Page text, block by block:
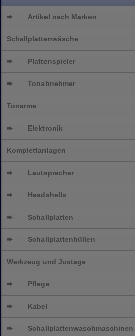
➨ Artikel nach Marken
Schallplattenwäsche
➨ Plattenspieler
➨ Tonabnehmer
Tonarme
➨ Elektronik
Komplettanlagen
➨ Lautsprecher
➨ Headshells
➨ Schallplatten
➨ Schallplattenhüllen
Werkzeug und Justage
➨ Pflege
➨ Kabel
➨ Schallplattenwaschmaschinen